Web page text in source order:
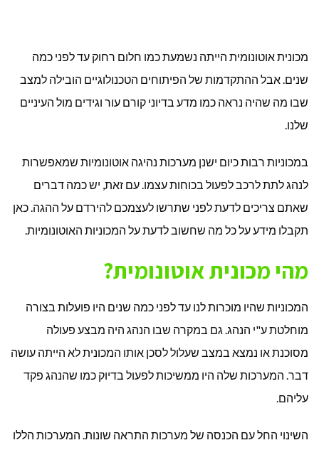
מכונית אוטונומית הייתה נשמעת כמו חלום רחוק עד לפני כמה
שנים. אבל ההתקדמות של הפיתוחים הטכנולוגיים הובילה למצב
שבו מה שהיה נראה כמו מדע בדיוני קורם עור וגידים מול העיניים
שלנו.
במכוניות רבות כיום ישנן מערכות נהיגה אוטונומיות שמאפשרות
לנהג לתת לרכב לפעול בכוחות עצמו. עם זאת, יש כמה דברים
שאתם צריכים לדעת לפני שתרשו לעצמכם להירדם על ההגה. כאן
תקבלו מידע על כל מה שחשוב לדעת על המכוניות האוטונומיות.
מהי מכונית אוטונומית?
המכוניות שהיו מוכרות לנו עד לפני כמה שנים היו פועלות בצורה
מוחלטת ע"י הנהג. גם במקרה שבו הנהג היה מבצע פעולה
מסוכנת או נמצא במצב שעלול לסכן אותו המכונית לא הייתה עושה
דבר. המערכות שלה היו ממשיכות לפעול בדיוק כמו שהנהג פקד
עליהם.
השינוי החל עם הכנסה של מערכות התראה שונות. המערכות הללו